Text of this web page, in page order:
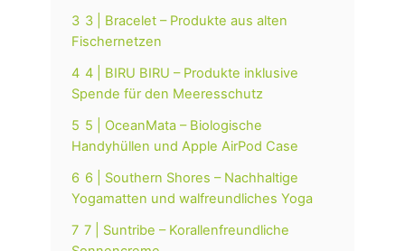
3 3 | Bracelet – Produkte aus alten
Fischernetzen
4 4 | BIRU BIRU – Produkte inklusive
Spende für den Meeresschutz
5 5 | OceanMata – Biologische
Handyhüllen und Apple AirPod Case
6 6 | Southern Shores – Nachhaltige
Yogamatten und walfreundliches Yoga
7 7 | Suntribe – Korallenfreundliche